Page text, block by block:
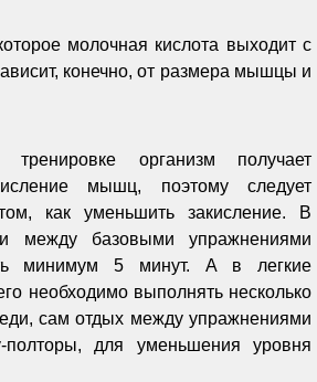
молочная кислота выходит с
конечно, от размера мышцы и
организм получает
мышц, поэтому следует
как уменьшить закисление. В
между базовыми упражнениями
минимум 5 минут. А в легкие
необходимо выполнять несколько
сам отдых между упражнениями
полторы, для уменьшения уровня